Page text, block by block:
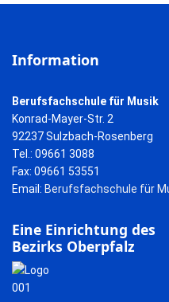
Information
Berufsfachschule für Musik
Konrad-Mayer-Str. 2
92237 Sulzbach-Rosenberg
Tel.: 09661 3088
Fax: 09661 53551
Email: Berufsfachschule für
Eine Einrichtung des
Bezirks Oberpfalz